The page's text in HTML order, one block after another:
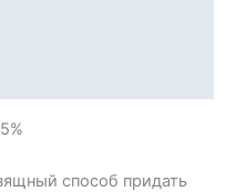
способ придать